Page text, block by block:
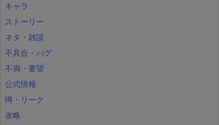
キャラ
ストーリー
ネタ・雑談
不具合・バグ
不満・要望
公式情報
噂・リーク
攻略